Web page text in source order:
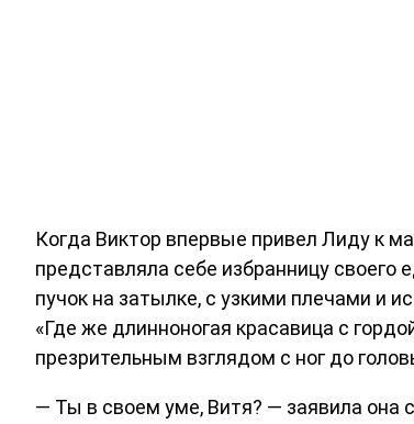
Когда Виктор впервые привел Лиду к
представляла себе избранницу
пучок на затылке, с узкими плечами и
«Где же длинноногая красавица с
презрительным взглядом с ног до
— Ты в своем уме, Витя? — заявила она